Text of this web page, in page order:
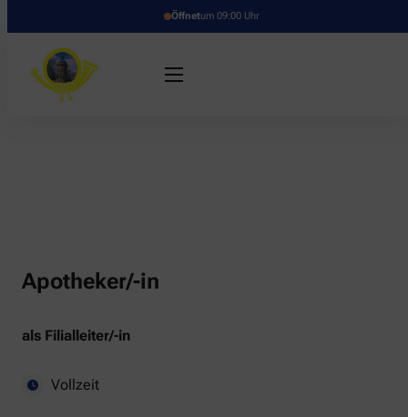
Öffnetum 09:00 Uhr
Apotheker/-in
als Filialleiter/-in
Vollzeit